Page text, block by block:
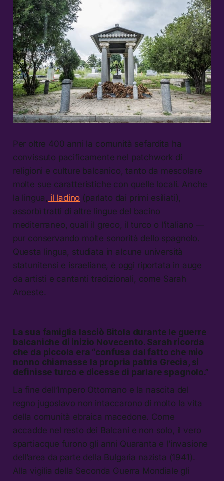
Per oltre 400 anni la comunità sefardita ha
convissuto pacificamente nel patchwork di
religioni e culture balcanico, tanto da mescolare
molte sue caratteristiche con quelle locali. Anche
la lingua,
il ladino (parlato dai primi esiliati),
assorbì tratti di altre lingue del bacino
mediterraneo, quali il greco, il turco o l’italiano —
pur conservando molte sonorità dello spagnolo.
Questa lingua, studiata in alcune università
statunitensi e israeliane, è oggi riportata in auge
da artisti e cantanti tradizionali, come Sarah
Aroeste.
La sua famiglia lasciò Bitola durante le guerre
balcaniche di inizio Novecento. Sarah ricorda
che da piccola era “confusa dal fatto che mio
nonno chiamasse la propria patria Grecia, si
definisse turco e dicesse di parlare spagnolo.”
La fine dell’Impero Ottomano e la nascita del
regno jugoslavo non intaccarono di molto la vita
della comunità ebraica macedone. Come
accadde nel resto dei Balcani e non solo, il vero
spartiacque furono gli anni Quaranta e l’invasione
dell’area da parte della Bulgaria nazista (1941).
Alla vigilia della Seconda Guerra Mondiale gli